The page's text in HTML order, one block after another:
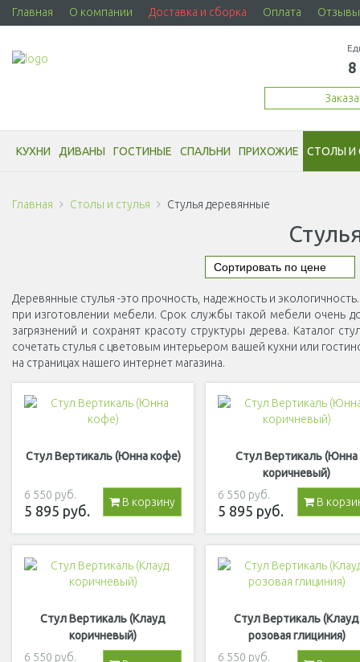
Главная О компании Доставка и сборка Оплата Отзывы
8
КУХНИ ДИВАНЫ ГОСТИНЫЕ СПАЛЬНИ ПРИХОЖИЕ СТОЛЫ И
Главная Столы и стулья Стулья деревянные
Деревянные стулья -это прочность, надежность и
при изготовлении мебели. Срок службы такой мебели очень
загрязнений и сохранят красоту структуры дерева. Каталог
сочетать стулья с цветовым интерьером вашей кухни или
на страницах нашего интернет магазина.
Стул Вертикаль (Юнна кофе)
6 550 руб.
5 895 руб.
В корзину
Стул Вертикаль (Юнна
коричневый)
6 550 руб.
5 895 руб.
В
Стул Вертикаль (Клауд
коричневый)
6 550 руб.
Стул Вертикаль (Клауд
розовая глициния)
6 550 руб.